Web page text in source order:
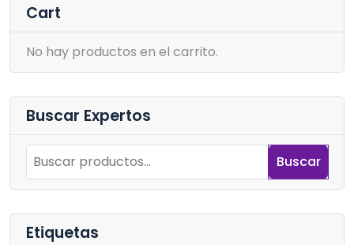
Cart
No hay productos en el carrito.
Buscar Expertos
Buscar
Etiquetas